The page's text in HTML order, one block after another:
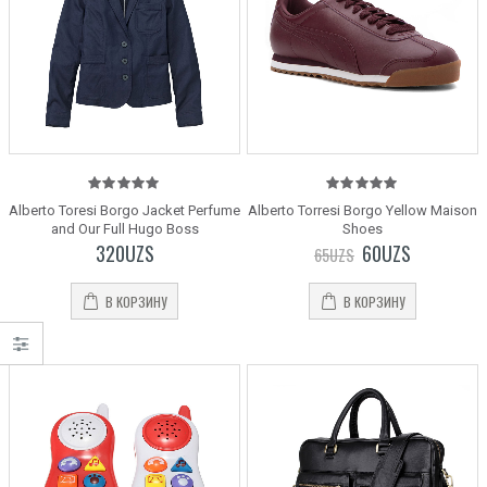
5.00
out
of 5
Alberto Toresi Borgo Jacket Perfume
and Our Full Hugo Boss
320UZS
В КОРЗИНУ
5.00
out
of 5
Alberto Torresi Borgo Yellow Maison
Shoes
65UZS 60UZS
В КОРЗИНУ